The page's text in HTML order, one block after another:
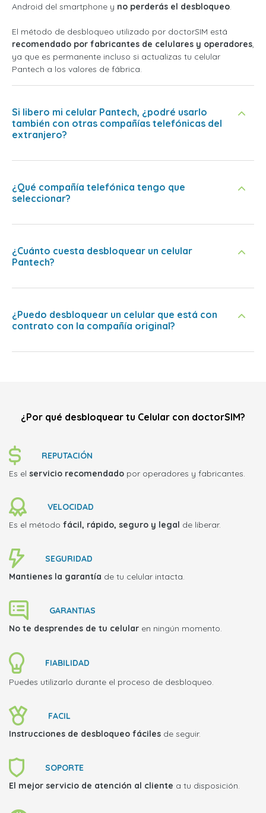
Android del smartphone y no perderás el desbloqueo.
El método de desbloqueo utilizado por doctorSIM está
recomendado por fabricantes de celulares y operadores,
ya que es permanente incluso si actualizas tu celular
Pantech a los valores de fábrica.
Si libero mi celular Pantech, ¿podré usarlo
también con otras compañías telefónicas del
extranjero?
¿Qué compañía telefónica tengo que
seleccionar?
¿Cuánto cuesta desbloquear un celular
Pantech?
¿Puedo desbloquear un celular que está con
contrato con la compañía original?
¿Por qué desbloquear tu Celular con doctorSIM?
REPUTACIÓN
Es el servicio recomendado por operadores y fabricantes.
VELOCIDAD
Es el método fácil, rápido, seguro y legal de liberar.
SEGURIDAD
Mantienes la garantía de tu celular intacta.
GARANTIAS
No te desprendes de tu celular en ningún momento.
FIABILIDAD
Puedes utilizarlo durante el proceso de desbloqueo.
FACIL
Instrucciones de desbloqueo fáciles de seguir.
SOPORTE
El mejor servicio de atención al cliente a tu disposición.